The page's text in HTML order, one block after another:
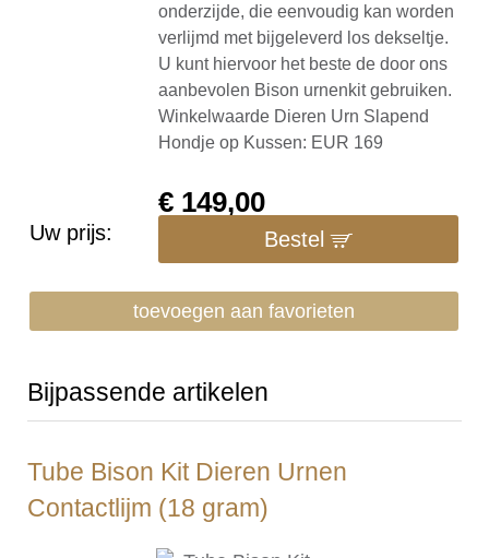
onderzijde, die eenvoudig kan worden
verlijmd met bijgeleverd los dekseltje.
U kunt hiervoor het beste de door ons
aanbevolen Bison urnenkit gebruiken.
Winkelwaarde Dieren Urn Slapend
Hondje op Kussen: EUR 169
Uw prijs:
€ 149,00
Bestel
toevoegen aan favorieten
Bijpassende artikelen
Tube Bison Kit Dieren Urnen
Contactlijm (18 gram)